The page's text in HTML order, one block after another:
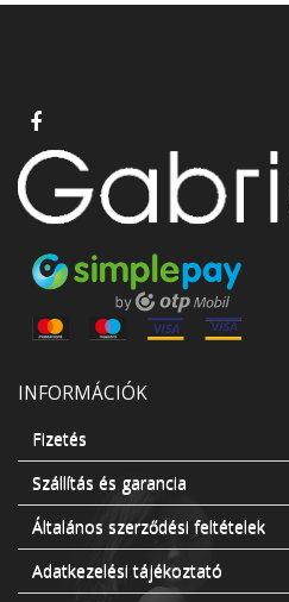
INFORMÁCIÓK
Fizetés
Szállítás és garancia
Általános szerződési feltételek
Adatkezelési tájékoztató